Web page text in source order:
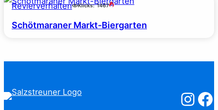
Revierverhalten Klicks: 1467
Schötmaraner Markt-Biergarten